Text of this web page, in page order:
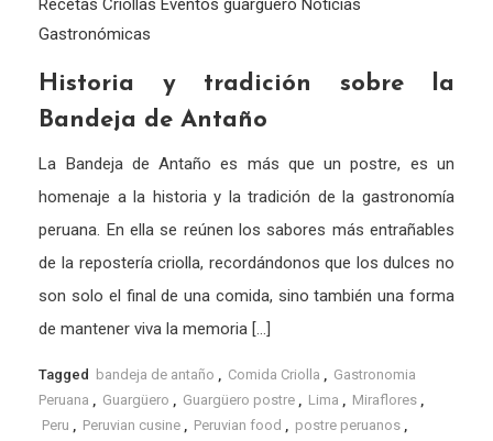
Recetas Criollas Eventos guargüero Noticias
Gastronómicas
Historia y tradición sobre la
Bandeja de Antaño
La Bandeja de Antaño es más que un postre, es un
homenaje a la historia y la tradición de la gastronomía
peruana. En ella se reúnen los sabores más entrañables
de la repostería criolla, recordándonos que los dulces no
son solo el final de una comida, sino también una forma
de mantener viva la memoria […]
Tagged bandeja de antaño , Comida Criolla , Gastronomia
Peruana , Guargüero , Guargüero postre , Lima , Miraflores ,
Peru , Peruvian cusine , Peruvian food , postre peruanos ,